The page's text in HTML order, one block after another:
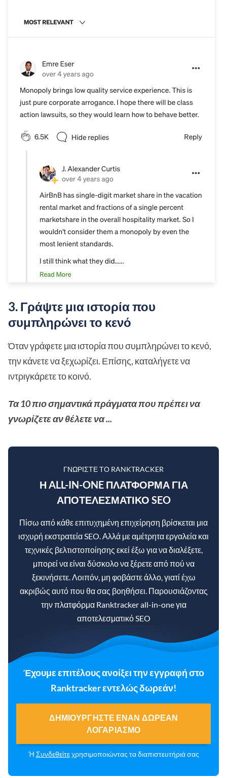
3. Γράψτε μια ιστορία που
συμπληρώνει το κενό
Όταν γράφετε μια ιστορία που συμπληρώνει το κενό,
την κάνετε να ξεχωρίζει. Επίσης, καταλήγετε να
ιντριγκάρετε το κοινό.
Τα 10 πιο σημαντικά πράγματα που πρέπει να
γνωρίζετε αν θέλετε να ...
ΓΝΩΡΊΣΤΕ ΤΟ RANKTRACKER
Η ALL-IN-ONE ΠΛΑΤΦΌΡΜΑ ΓΙΑ
ΑΠΟΤΕΛΕΣΜΑΤΙΚΌ SEO
Πίσω από κάθε επιτυχημένη επιχείρηση βρίσκεται μια
ισχυρή εκστρατεία SEO. Αλλά με αμέτρητα εργαλεία και
τεχνικές βελτιστοποίησης εκεί έξω για να διαλέξετε,
μπορεί να είναι δύσκολο να ξέρετε από πού να
ξεκινήσετε. Λοιπόν, μη φοβάστε άλλο, γιατί έχω
ακριβώς αυτό που θα σας βοηθήσει. Παρουσιάζοντας
την πλατφόρμα Ranktracker all-in-one για
αποτελεσματικό SEO
Έχουμε επιτέλους ανοίξει την εγγραφή στο
Ranktracker εντελώς δωρεάν!
ΔΗΜΙΟΥΡΓΉΣΤΕ ΈΝΑΝ ΔΩΡΕΆΝ
ΛΟΓΑΡΙΑΣΜΌ
Ή Συνδεθείτεχρησιμοποιώντας τα διαπιστευτήριά σας